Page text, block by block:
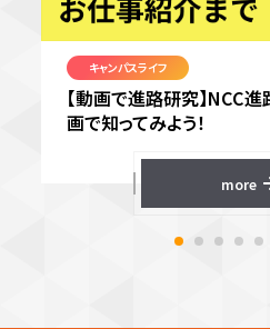
キャンパスライフ
【動画で進路研究】NCC
画で知ってみよう！
more